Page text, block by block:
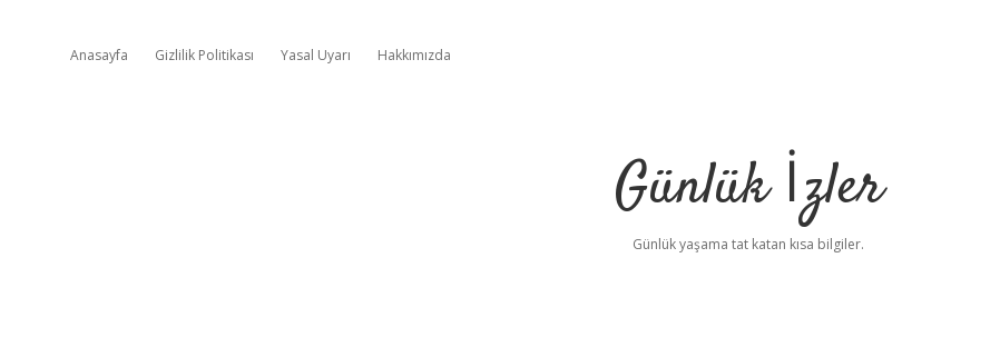
Anasayfa Gizlilik Politikası Yasal Uyarı Hakkımızda
Günlük İzler
Günlük yaşama tat katan kısa bilgiler.